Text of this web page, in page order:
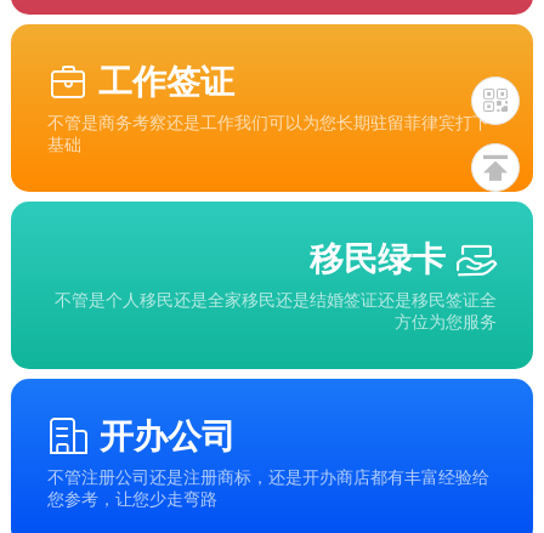
工作签证
不管是商务考察还是工作我们可以为您长期驻留菲律宾打下
基础
移民绿卡
不管是个人移民还是全家移民还是结婚签证还是移民签证全
方位为您服务
开办公司
不管注册公司还是注册商标，还是开办商店都有丰富经验给
您参考，让您少走弯路